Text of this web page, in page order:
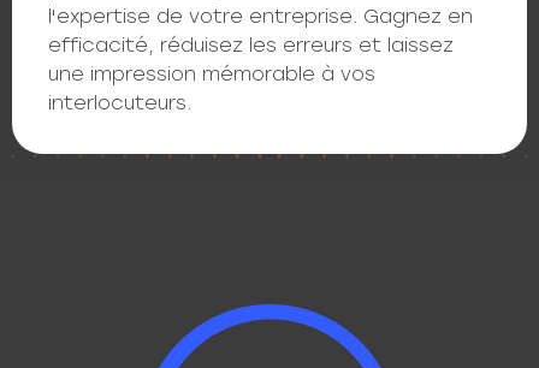
l'expertise de votre entreprise. Gagnez en
efficacité, réduisez les erreurs et laissez
une impression mémorable à vos
interlocuteurs.